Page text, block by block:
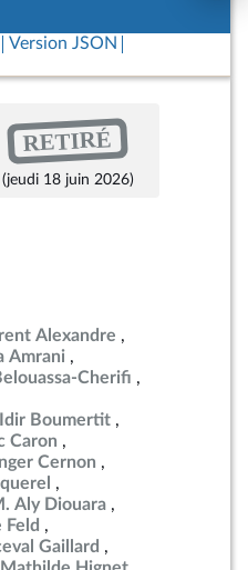
Version JSON
RETIRÉ
(jeudi 18 juin 2026)
Alexandre
Amrani
Cherifi
Boumertit
Caron
Cernon
Aly Diouara
Gaillard